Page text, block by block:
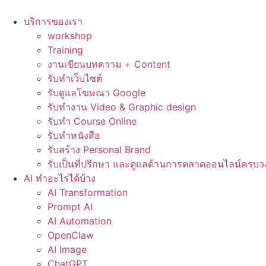
บริการของเรา
workshop
Training
งานเขียนบทความ + Content
รับทำเว็บไซต์
รับดูแลโฆษณา Google
รับทำงาน Video & Graphic design
รับทำ Course Online
รับทำหนังสือ
รับสร้าง Personal Brand
รับเป็นที่ปรึกษา และดูแลด้านการตลาดออนไลน์ครบว
AI ทำอะไรได้บ้าง
AI Transformation
Prompt AI
AI Automation
OpenClaw
AI Image
ChatGPT